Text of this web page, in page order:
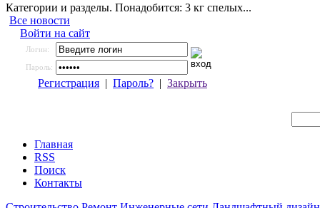
Категории и разделы. Понадобится: 3 кг спелых...
Все новости
Войти на сайт
Логин:
Пароль:
Регистрация | Пароль? | Закрыть
Главная
RSS
Поиск
Контакты